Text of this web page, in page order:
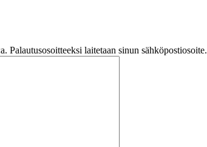
laitetaan sinun sähköpostiosoite.